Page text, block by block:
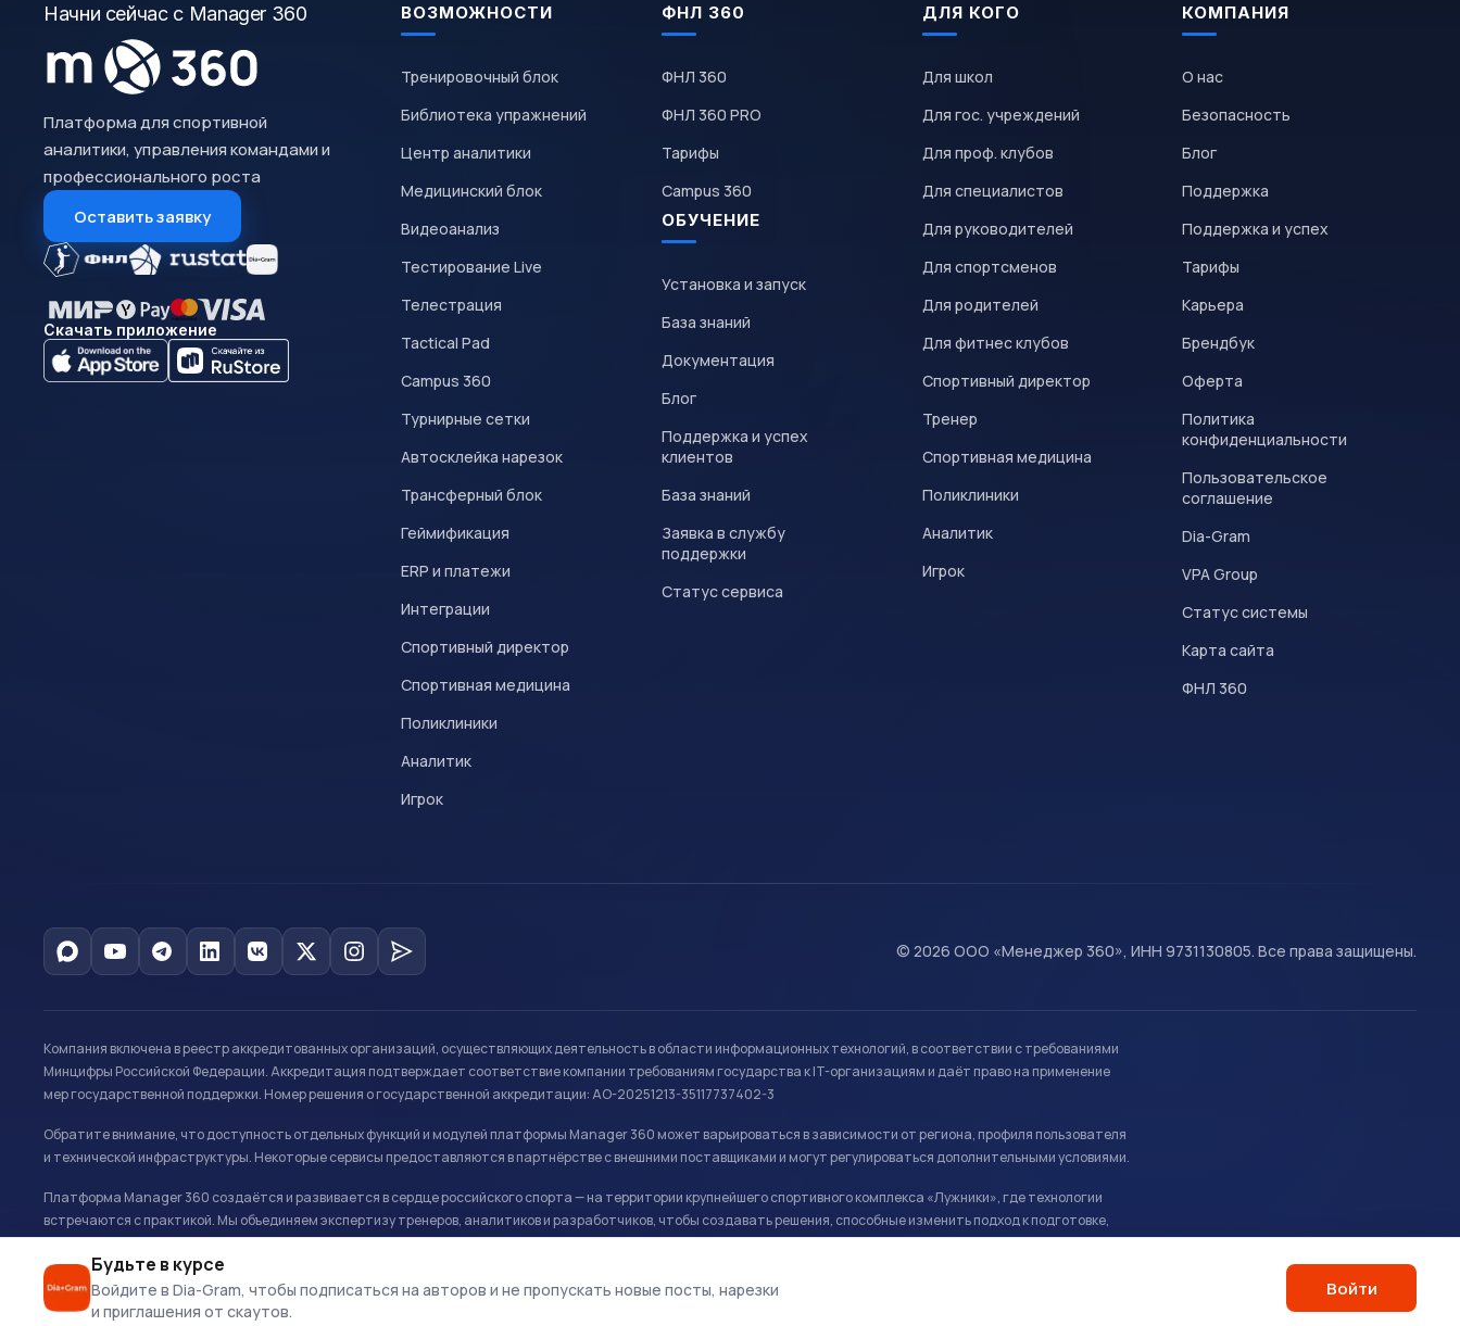
Будьте в курсе
Войдите в Dia-Gram, чтобы подписаться на авторов и не пропускать новые посты, нарезки
и приглашения от скаутов.
Войти
Начни сейчас с Manager 360
Платформа для спортивной
аналитики, управления командами и
профессионального роста
Оставить заявку
Скачать приложение
ВОЗМОЖНОСТИ
Тренировочный блок
Библиотека упражнений
Центр аналитики
Медицинский блок
Видеоанализ
Тестирование Live
Телестрация
Tactical Pad
Campus 360
Турнирные сетки
Автосклейка нарезок
Трансферный блок
Геймификация
ERP и платежи
Интеграции
Спортивный директор
Спортивная медицина
Поликлиники
Аналитик
Игрок
ФНЛ 360
ФНЛ 360
ФНЛ 360 PRO
Тарифы
Campus 360
ОБУЧЕНИЕ
Установка и запуск
База знаний
Документация
Блог
Поддержка и успех
клиентов
База знаний
Заявка в службу
поддержки
Статус сервиса
ДЛЯ КОГО
Для школ
Для гос. учреждений
Для проф. клубов
Для специалистов
Для руководителей
Для спортсменов
Для родителей
Для фитнес клубов
Спортивный директор
Тренер
Спортивная медицина
Поликлиники
Аналитик
Игрок
КОМПАНИЯ
О нас
Безопасность
Блог
Поддержка
Поддержка и успех
Тарифы
Карьера
Брендбук
Оферта
Политика
конфиденциальности
Пользовательское
соглашение
Dia-Gram
VPA Group
Статус системы
Карта сайта
ФНЛ 360
© 2026 ООО «Менеджер 360», ИНН 9731130805. Все права защищены.
Компания включена в реестр аккредитованных организаций, осуществляющих деятельность в области информационных технологий, в соответствии с требованиями
Минцифры Российской Федерации. Аккредитация подтверждает соответствие компании требованиям государства к IT-организациям и даёт право на применение
мер государственной поддержки. Номер решения о государственной аккредитации: АО-20251213-35117737402-3
Обратите внимание, что доступность отдельных функций и модулей платформы Manager 360 может варьироваться в зависимости от региона, профиля пользователя
и технической инфраструктуры. Некоторые сервисы предоставляются в партнёрстве с внешними поставщиками и могут регулироваться дополнительными условиями.
Платформа Manager 360 создаётся и развивается в сердце российского спорта — на территории крупнейшего спортивного комплекса «Лужники», где технологии
встречаются с практикой. Мы объединяем экспертизу тренеров, аналитиков и разработчиков, чтобы создавать решения, способные изменить подход к подготовке,
развитию и управлению в спорте.
Офис: г. Москва, Олимпийский комплекс «Лужники», Большая спортивная арена, ул. Лужники 24с1.